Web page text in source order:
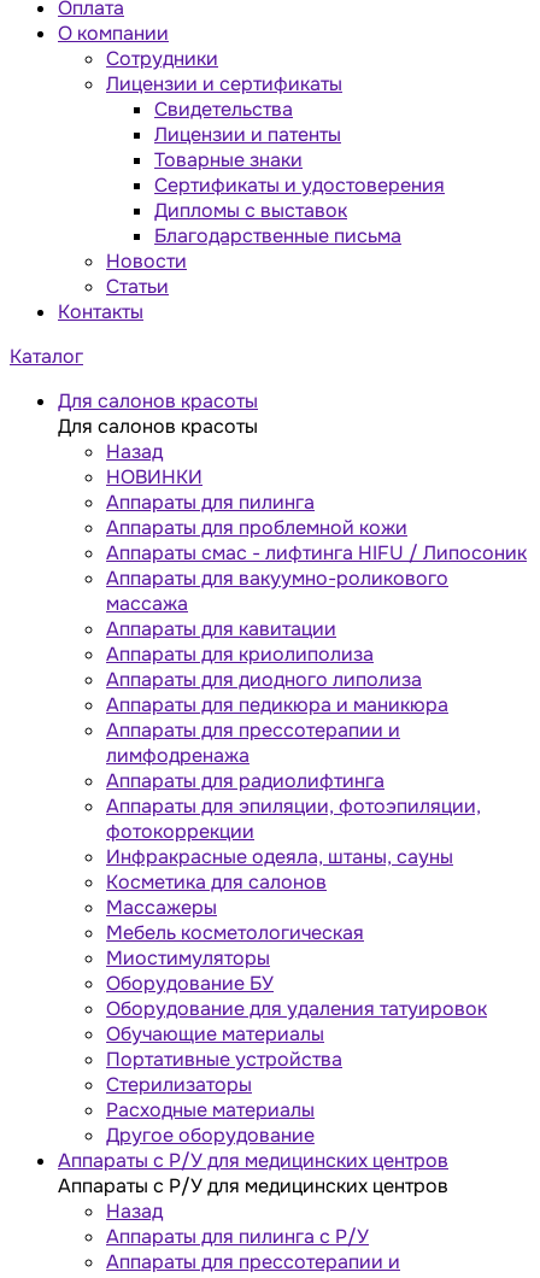
Оплата
О компании
Сотрудники
Лицензии и сертификаты
Свидетельства
Лицензии и патенты
Товарные знаки
Сертификаты и удостоверения
Дипломы с выставок
Благодарственные письма
Новости
Статьи
Контакты
Каталог
Для салонов красоты
Для салонов красоты
Назад
НОВИНКИ
Аппараты для пилинга
Аппараты для проблемной кожи
Аппараты cмас - лифтинга HIFU / Липосоник
Аппараты для вакуумно-роликового
массажа
Аппараты для кавитации
Аппараты для криолиполиза
Аппараты для диодного липолиза
Аппараты для педикюра и маникюра
Аппараты для прессотерапии и
лимфодренажа
Аппараты для радиолифтинга
Аппараты для эпиляции, фотоэпиляции,
фотокоррекции
Инфракрасные одеяла, штаны, сауны
Косметика для салонов
Массажеры
Мебель косметологическая
Миостимуляторы
Оборудование БУ
Оборудование для удаления татуировок
Обучающие материалы
Портативные устройства
Стерилизаторы
Расходные материалы
Другое оборудование
Аппараты с Р/У для медицинских центров
Аппараты с Р/У для медицинских центров
Назад
Аппараты для пилинга с Р/У
Аппараты для прессотерапии и